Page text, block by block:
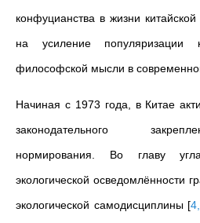
конфуцианства в жизни
на усиление популяризации
философской мысли в современной
Начиная с 1973 года, в Китае
законодательного
нормирования. Во главу
экологической осведомлённости
экологической самодисциплины [